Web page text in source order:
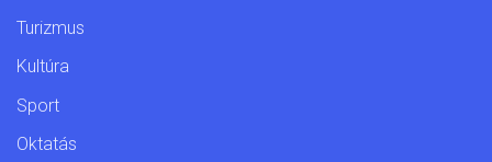
Turizmus
Kultúra
Sport
Oktatás